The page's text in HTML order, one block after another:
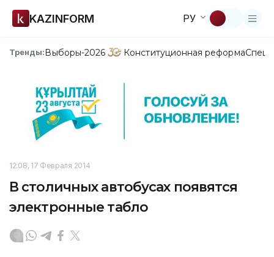
KAZINFORM РУ
Тренды:Выборы-2026 Конституционная реформа
12:08, 17 Февраля 2014
В столичных автобусах появятся
электронные табло